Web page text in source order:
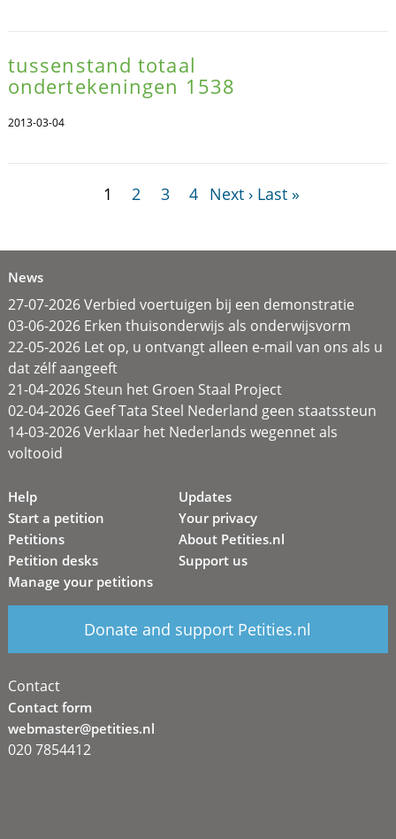
tussenstand totaal
ondertekeningen 1538
2013-03-04
1 2 3 4 Next › Last »
News
27-07-2026 Verbied voertuigen bij een demonstratie
03-06-2026 Erken thuisonderwijs als onderwijsvorm
22-05-2026 Let op, u ontvangt alleen e-mail van ons als u
dat zélf aangeeft
21-04-2026 Steun het Groen Staal Project
02-04-2026 Geef Tata Steel Nederland geen staatssteun
14-03-2026 Verklaar het Nederlands wegennet als
voltooid
Help
Start a petition
Petitions
Petition desks
Manage your petitions
Updates
Your privacy
About Petities.nl
Support us
Donate and support Petities.nl
Contact
Contact form
webmaster@petities.nl
020 7854412